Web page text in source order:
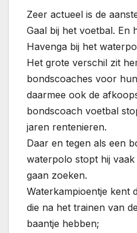
Zeer actueel is de
Gaal bij het voetbal. En
Havenga bij het
Het grote verschil zit
bondscoaches voor
daarmee ook de
bondscoach voetbal
jaren rentenieren.
Daar en tegen als een
waterpolo stopt hij
gaan zoeken.
Waterkampioentje kent
die na het trainen van
baantje hebben;